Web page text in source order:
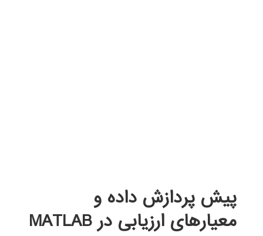
پیش پردازش داده و
معیارهای ارزیابی در MATLAB